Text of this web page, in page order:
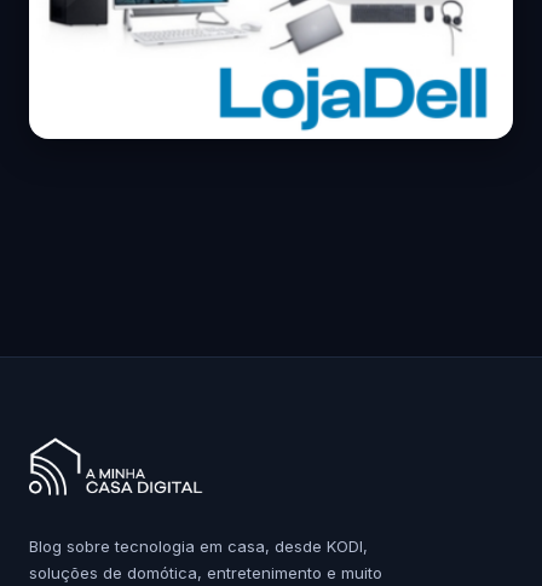
Blog sobre tecnologia em casa, desde KODI,
soluções de domótica, entretenimento e muito